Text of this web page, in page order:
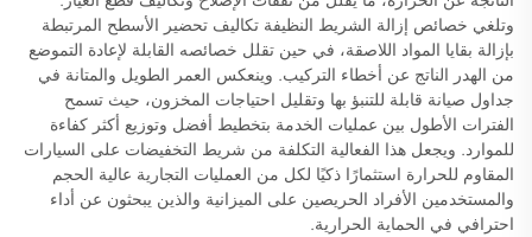
وتلغي خصائص إزالة الشريط النظيفة تكاليف تحضير الأسطح المرتبطة
بإزالة بقايا المواد اللاصقة، في حين تقلل خصائصه القابلة لإعادة التموضع
من الهدر الناتج عن أخطاء التركيب. وينعكس العمر الطويل والمتانة في
جداول صيانة قابلة للتنبؤ بها وتقليل احتياجات المخزون، حيث تسمح
الفترات الأطول بين عمليات الخدمة بتخطيط أفضل وتوزيع أكثر كفاءة
للموارد. ويجعل هذا الفعالية التكلفة من شريط التخفيضات على السيارات
المقاوم للحرارة استثمارًا ذكيًا لكل من العمليات التجارية عالية الحجم
والمستخدمين الأفراد الحريصين على الميزانية والذين يبحثون عن أداء
احترافي في الحماية الحرارية.